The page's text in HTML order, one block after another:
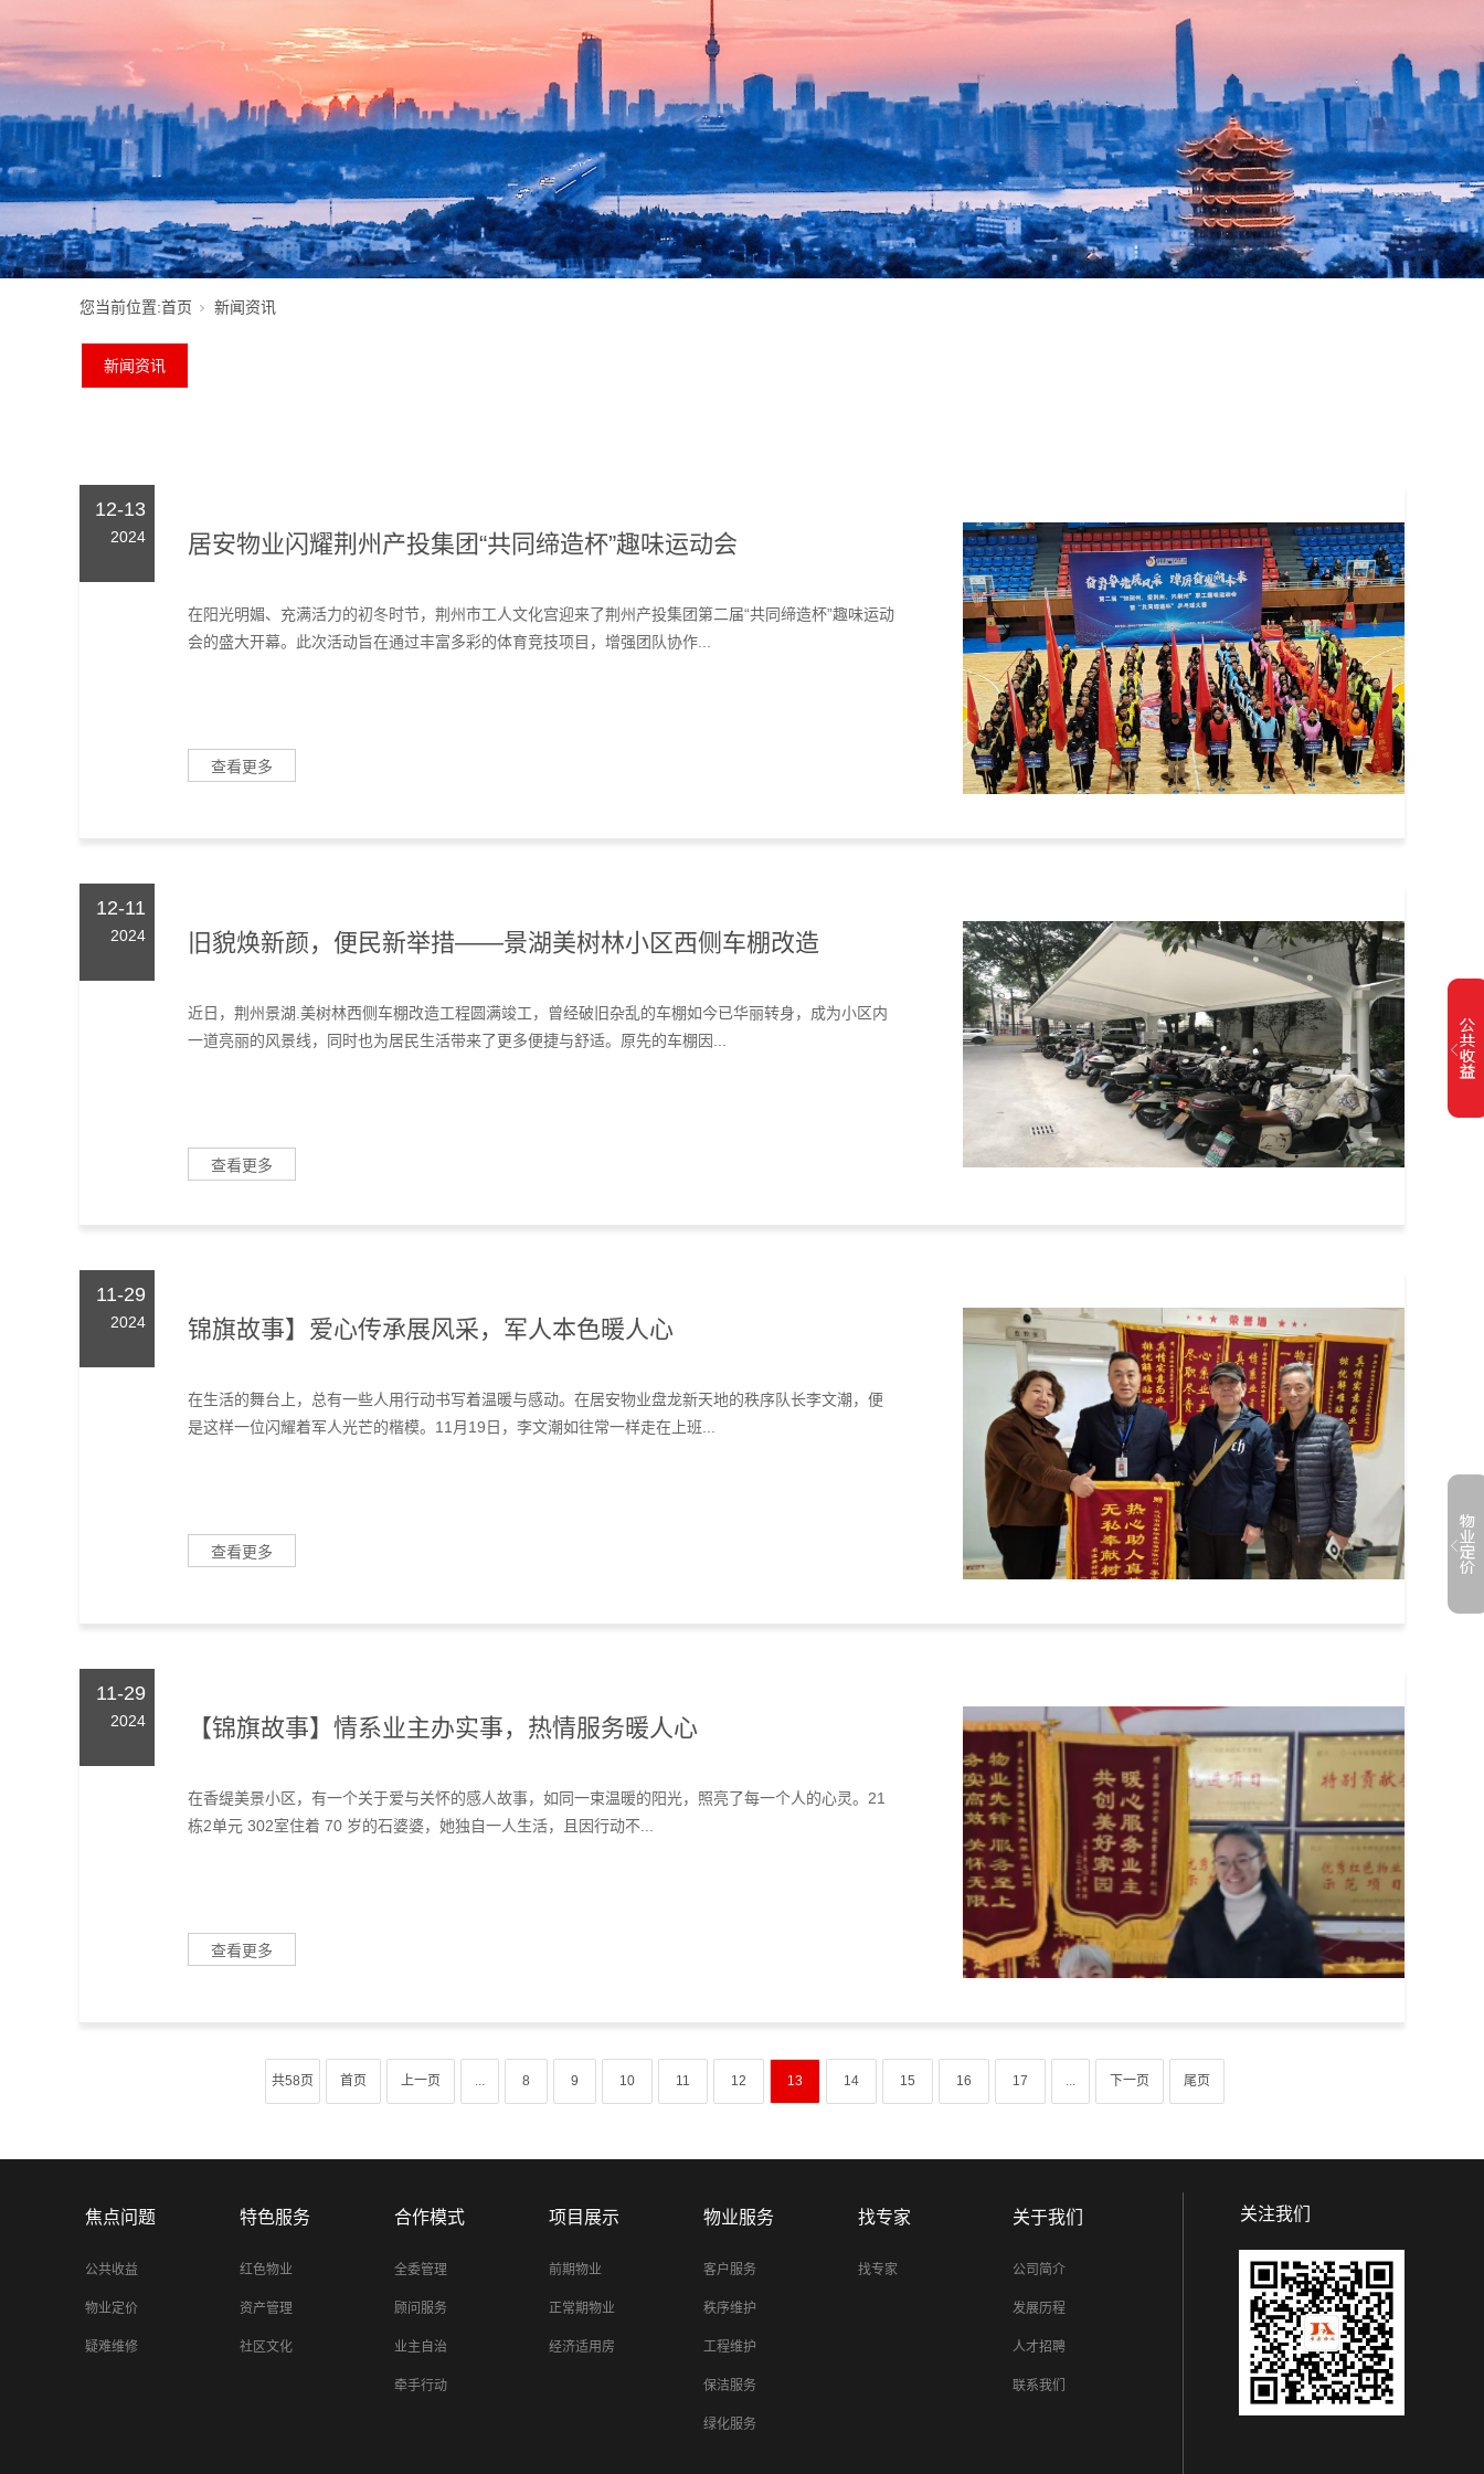
您当前位置:首页 新闻资讯
新闻资讯
12-13
2024 居安物业闪耀荆州产投集团“共同缔造杯”趣味运动会
在阳光明媚、充满活力的初冬时节，荆州市工人文化宫迎来了荆州产投集团第二届“共同缔造杯”趣味运动
会的盛大开幕。此次活动旨在通过丰富多彩的体育竞技项目，增强团队协作...
查看更多
12-11
2024 旧貌焕新颜，便民新举措——景湖美树林小区西侧车棚改造
近日，荆州景湖.美树林西侧车棚改造工程圆满竣工，曾经破旧杂乱的车棚如今已华丽转身，成为小区内
一道亮丽的风景线，同时也为居民生活带来了更多便捷与舒适。原先的车棚因...
查看更多
11-29
2024 锦旗故事】爱心传承展风采，军人本色暖人心
在生活的舞台上，总有一些人用行动书写着温暖与感动。在居安物业盘龙新天地的秩序队长李文潮，便
是这样一位闪耀着军人光芒的楷模。11月19日，李文潮如往常一样走在上班...
查看更多
11-29
2024 【锦旗故事】情系业主办实事，热情服务暖人心
在香缇美景小区，有一个关于爱与关怀的感人故事，如同一束温暖的阳光，照亮了每一个人的心灵。21
栋2单元 302室住着 70 岁的石婆婆，她独自一人生活，且因行动不...
查看更多
共58页 首页 上一页 ... 8 9 10 11 12 13 14 15 16 17 ... 下一页 尾页
焦点问题
公共收益
物业定价
疑难维修
特色服务
红色物业
资产管理
社区文化
合作模式
全委管理
顾问服务
业主自治
牵手行动
项目展示
前期物业
正常期物业
经济适用房
物业服务
客户服务
秩序维护
工程维护
保洁服务
绿化服务
找专家
找专家
关于我们
公司简介
发展历程
人才招聘
联系我们
关注我们